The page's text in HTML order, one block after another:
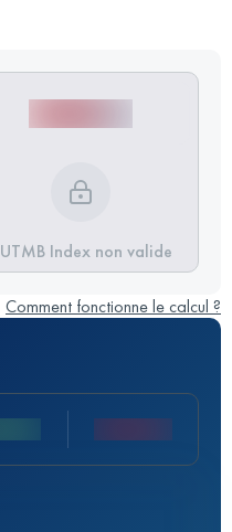
UTMB Index non valide
Comment fonctionne le calcul ?